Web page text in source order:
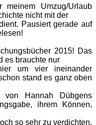
Umzug/Urlaub
nicht mit der
Pausiert gerade auf
2015! Das
es brauchte nur
um vier ineinander
stand es ganz oben
Hannah Dübgens
ihrem Können,
so sehr zu verdichten,